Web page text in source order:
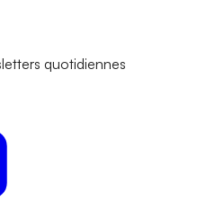
quotidiennes